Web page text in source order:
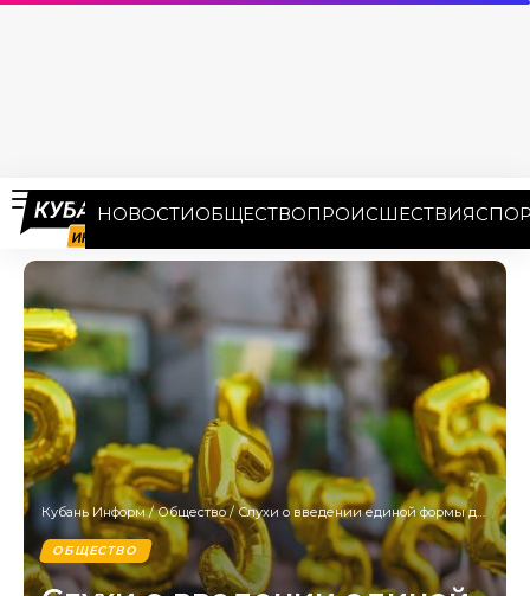
НОВОСТИОБЩЕСТВОПРОИСШЕСТВИЯ
Кубань Информ/Общество/Слухи о введении единой формы для школьников прокомментировали в Минпросвещении
ОБЩЕСТВО